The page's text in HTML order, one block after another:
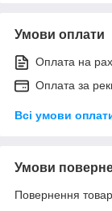
Умови оплати
Оплата на
Оплата за
Всі умови
Умови
Повернення